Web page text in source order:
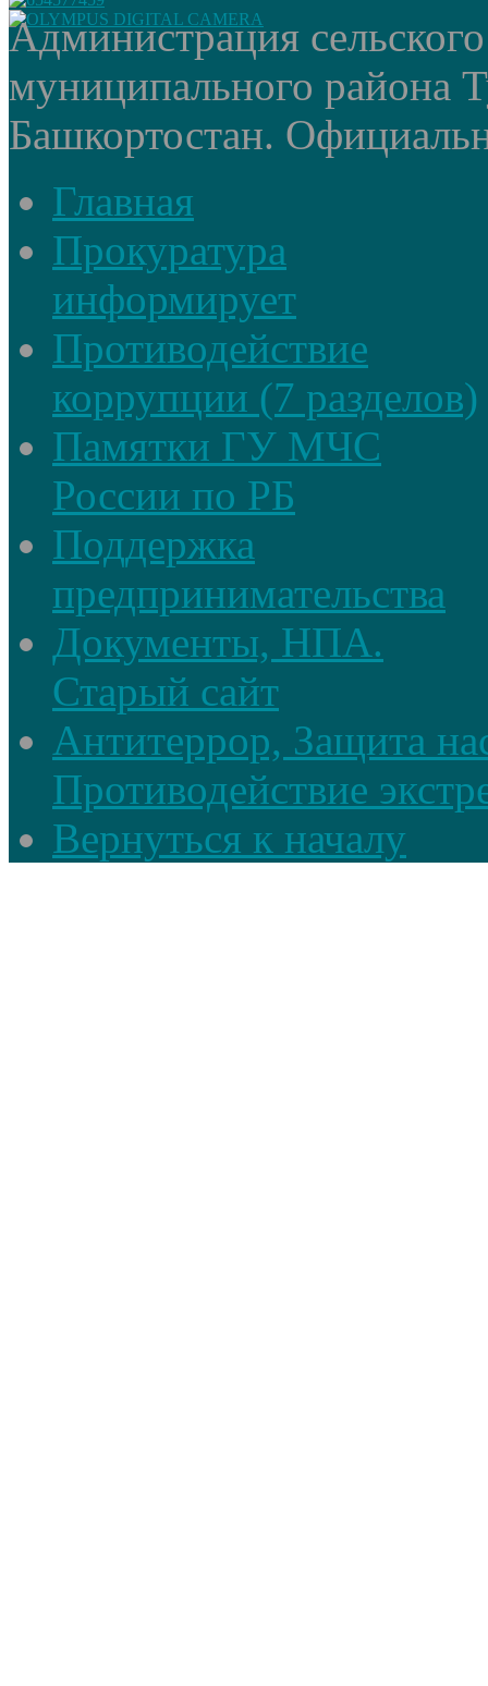
Администрация
муниципального района
Башкортостан.
Главная
Прокуратура
информирует
Противодействие
коррупции (7 разделов)
Памятки ГУ МЧС
России по РБ
Поддержка
предпринимательства
Документы, НПА.
Старый сайт
Антитеррор, Защита
Противодействие
Вернуться к началу